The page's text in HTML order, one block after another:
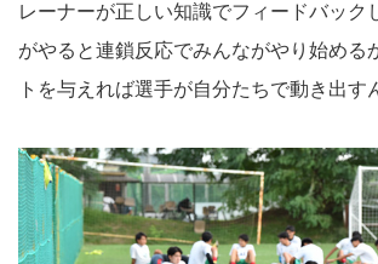
レーナーが正しい知識でフィードバック
がやると連鎖反応でみんながやり始める
トを与えれば選手が自分たちで動き出す